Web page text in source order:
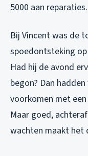
5000 aan reparaties.
Bij Vincent was de
spoedontsteking
Had hij de avond
begon? Dan
voorkomen met
Maar goed,
wachten maakt het